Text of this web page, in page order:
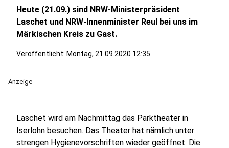
Heute (21.09.) sind NRW-Ministerpräsident
Laschet und NRW-Innenminister Reul bei uns im
Märkischen Kreis zu Gast.
Veröffentlicht: Montag, 21.09.2020 12:35
Anzeige
Laschet wird am Nachmittag das Parktheater in
Iserlohn besuchen. Das Theater hat nämlich unter
strengen Hygienevorschriften wieder geöffnet. Die